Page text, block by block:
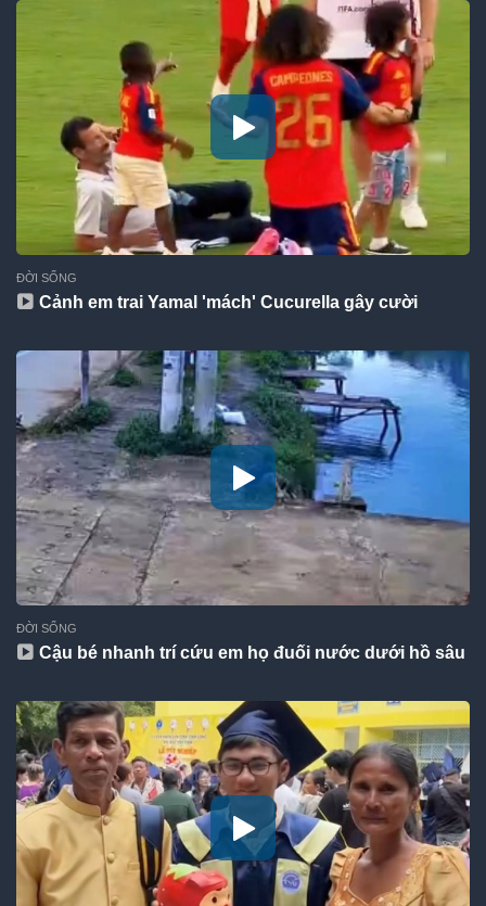
ĐỜI SỐNG
Cảnh em trai Yamal 'mách' Cucurella gây cười
ĐỜI SỐNG
Cậu bé nhanh trí cứu em họ đuối nước dưới hồ sâu